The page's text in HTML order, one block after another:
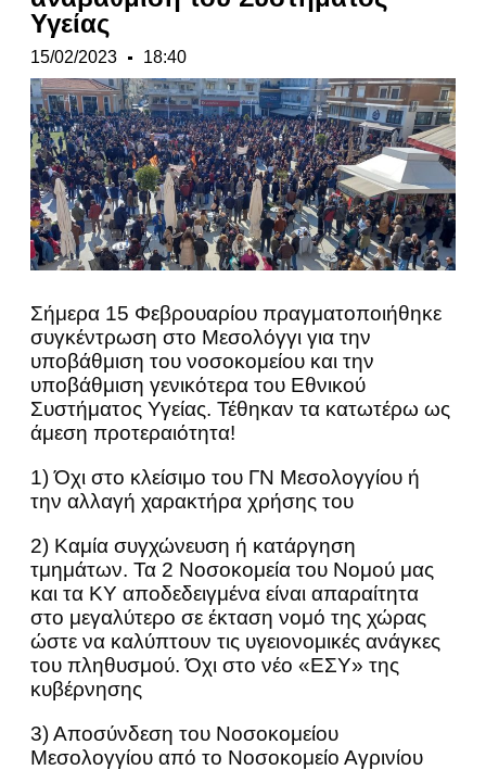
Υγείας
15/02/2023 18:40
Σήμερα 15 Φεβρουαρίου πραγματοποιήθηκε
συγκέντρωση στο Μεσολόγγι για την
υποβάθμιση του νοσοκομείου και την
υποβάθμιση γενικότερα του Εθνικού
Συστήματος Υγείας. Τέθηκαν τα κατωτέρω ως
άμεση προτεραιότητα!
1) Όχι στο κλείσιμο του ΓΝ Μεσολογγίου ή
την αλλαγή χαρακτήρα χρήσης του
2) Καμία συγχώνευση ή κατάργηση
τμημάτων. Τα 2 Νοσοκομεία του Νομού μας
και τα ΚΥ αποδεδειγμένα είναι απαραίτητα
στο μεγαλύτερο σε έκταση νομό της χώρας
ώστε να καλύπτουν τις υγειονομικές ανάγκες
του πληθυσμού. Όχι στο νέο «ΕΣΥ» της
κυβέρνησης
3) Αποσύνδεση του Νοσοκομείου
Μεσολογγίου από το Νοσοκομείο Αγρινίου